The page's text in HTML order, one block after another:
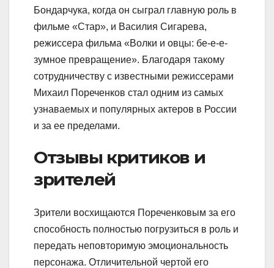
Бондарчука, когда он сыграл главную роль в
фильме «Стар», и Василия Сигарева,
режиссера фильма «Волки и овцы: бе-е-е-
зумное превращение». Благодаря такому
сотрудничеству с известными режиссерами
Михаил Пореченков стал одним из самых
узнаваемых и популярных актеров в России
и за ее пределами.
Отзывы критиков и
зрителей
Зрители восхищаются Пореченковым за его
способность полностью погрузиться в роль и
передать неповторимую эмоциональность
персонажа. Отличительной чертой его